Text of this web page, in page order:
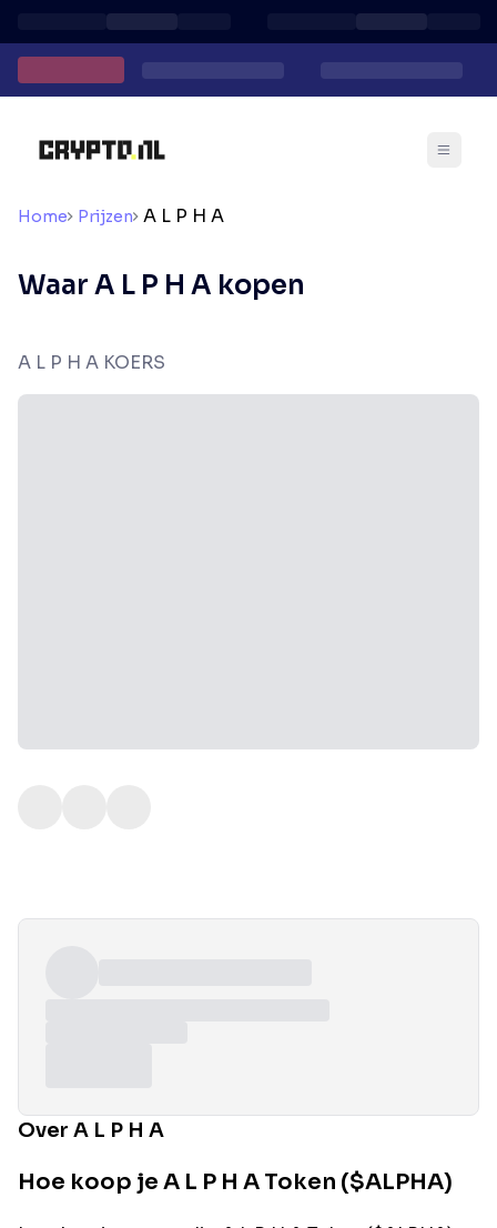
Home Prijzen A L P H A
Waar A L P H A kopen
A L P H A KOERS
Over A L P H A
Hoe koop je A L P H A Token ($ALPHA)